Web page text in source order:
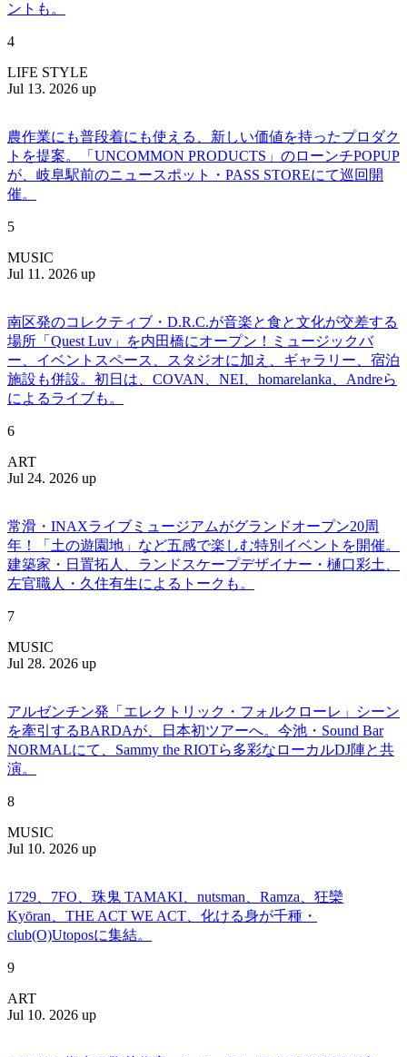
ントも。
4
LIFE STYLE
Jul 13. 2026 up
農作業にも普段着にも使える、新しい価値を持ったプロダク
トを提案。「UNCOMMON PRODUCTS」のローンチPOPUP
が、岐阜駅前のニュースポット・PASS STOREにて巡回開
催。
5
MUSIC
Jul 11. 2026 up
南区発のコレクティブ・D.R.C.が⾳楽と⾷と⽂化が交差する
場所「Quest Luv」を内田橋にオープン！ミュージックバ
ー、イベントスペース、スタジオに加え、ギャラリー、宿泊
施設も併設。初日は、COVAN、NEI、homarelanka、Andreら
によるライブも。
6
ART
Jul 24. 2026 up
常滑・INAXライブミュージアムがグランドオープン20周
年！「土の遊園地」など五感で楽しむ特別イベントを開催。
建築家・日置拓人、ランドスケープデザイナー・樋口彩土、
左官職人・久住有生によるトークも。
7
MUSIC
Jul 28. 2026 up
アルゼンチン発「エレクトリック・フォルクローレ」シーン
を牽引するBARDAが、日本初ツアーへ。今池・Sound Bar
NORMALにて、Sammy the RIOTら多彩なローカルDJ陣と共
演。
8
MUSIC
Jul 10. 2026 up
1729、7FO、珠鬼 TAMAKI、nutsman、Ramza、狂欒
Kyōran、THE ACT WE ACT、化ける身が千種・
club(O)Utoposに集結。
9
ART
Jul 10. 2026 up